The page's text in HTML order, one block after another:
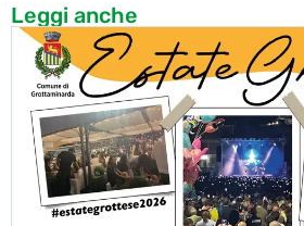
Leggi anche